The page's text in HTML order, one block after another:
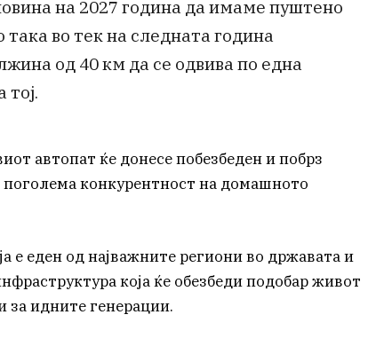
на 2027 година да имаме пуштено
така во тек на следната година
од 40 км да се одвива по една
тој.
автопат ќе донесе побезбеден и побрз
поголема конкурентност на домашното
е еден од најважните региони во државата и
која ќе обезбеди подобар живот
за идните генерации.